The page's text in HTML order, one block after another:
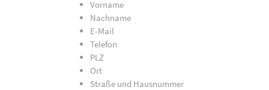
Vorname
Nachname
E-Mail
Telefon
PLZ
Ort
Straße und Hausnummer